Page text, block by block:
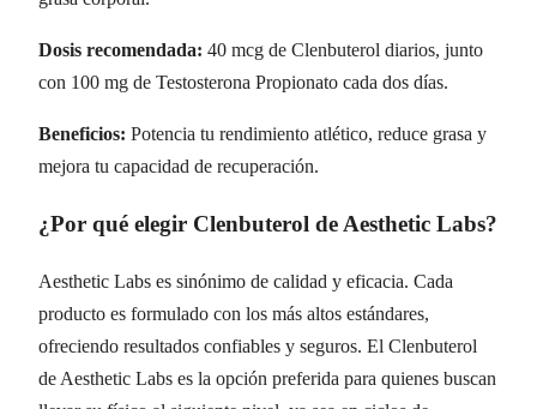
Dosis recomendada: 40 mcg de Clenbuterol diarios, junto
con 100 mg de Testosterona Propionato cada dos días.
Beneficios: Potencia tu rendimiento atlético, reduce grasa y
mejora tu capacidad de recuperación.
¿Por qué elegir Clenbuterol de Aesthetic Labs?
Aesthetic Labs es sinónimo de calidad y eficacia. Cada
producto es formulado con los más altos estándares,
ofreciendo resultados confiables y seguros. El Clenbuterol
de Aesthetic Labs es la opción preferida para quienes buscan